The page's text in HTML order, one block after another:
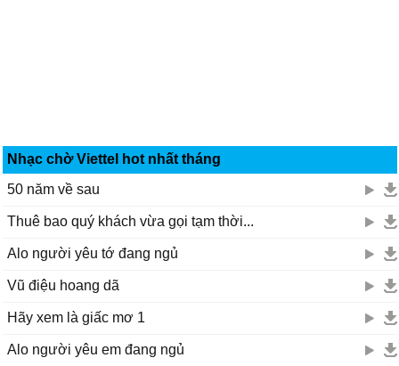
Nhạc chờ Viettel hot nhất tháng
50 năm về sau
Thuê bao quý khách vừa gọi tạm thời...
Alo người yêu tớ đang ngủ
Vũ điệu hoang dã
Hãy xem là giấc mơ 1
Alo người yêu em đang ngủ